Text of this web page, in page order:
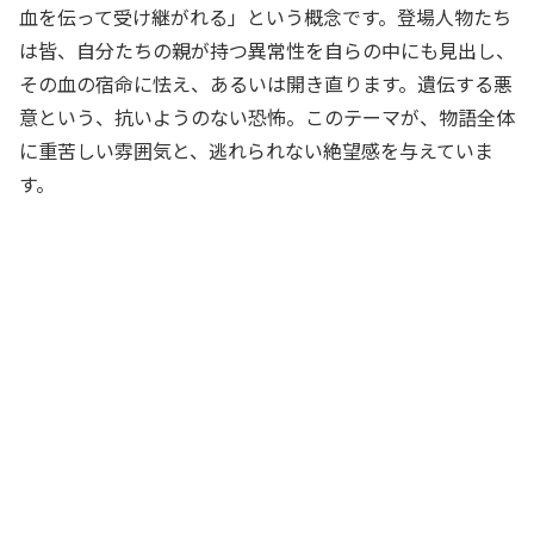
血を伝って受け継がれる」という概念です。登場人物たち
は皆、自分たちの親が持つ異常性を自らの中にも見出し、
その血の宿命に怯え、あるいは開き直ります。遺伝する悪
意という、抗いようのない恐怖。このテーマが、物語全体
に重苦しい雰囲気と、逃れられない絶望感を与えていま
す。